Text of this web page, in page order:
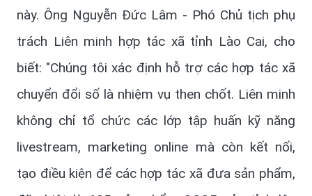
này. Ông Nguyễn Đức Lâm - Phó Chủ tịch phụ
trách Liên minh hợp tác xã tỉnh Lào Cai, cho
biết: "Chúng tôi xác định hỗ trợ các hợp tác xã
chuyển đổi số là nhiệm vụ then chốt. Liên minh
không chỉ tổ chức các lớp tập huấn kỹ năng
livestream, marketing online mà còn kết nối,
tạo điều kiện để các hợp tác xã đưa sản phẩm,